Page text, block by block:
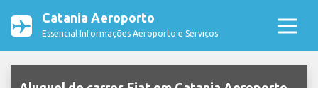
Catania Aeroporto
Essencial Informações Aeroporto e Serviços